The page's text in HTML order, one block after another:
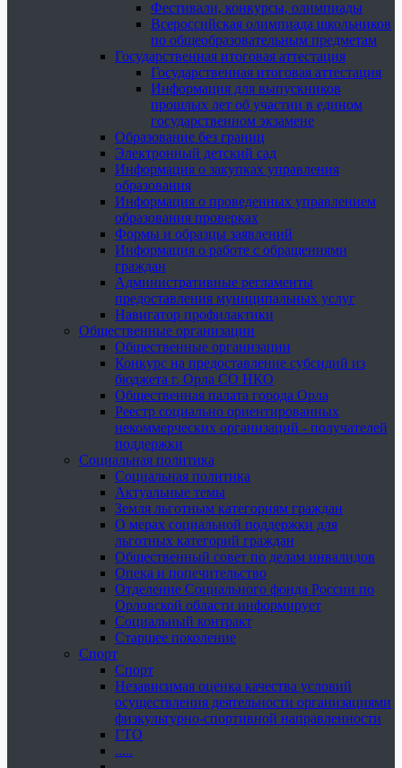
Фестивали, конкурсы, олимпиады
Всероссийская олимпиада школьников
по общеобразовательным предметам
Государственная итоговая аттестация
Государственная итоговая аттестация
Информация для выпускников
прошлых лет об участии в едином
государственном экзамене
Образование без границ
Электронный детский сад
Информация о закупках управления
образования
Информация о проведенных управлением
образования проверках
Формы и образцы заявлений
Информация о работе с обращениями
граждан
Административные регламенты
предоставления муниципальных услуг
Навигатор профилактики
Общественные организации
Общественные организации
Конкурс на предоставление субсидий из
бюджета г. Орла СО НКО
Общественная палата города Орла
Реестр социально ориентированных
некоммерческих организаций - получателей
поддержки
Социальная политика
Социальная политика
Актуальные темы
Земля льготным категориям граждан
О мерах социальной поддержки для
льготных категорий граждан
Общественный совет по делам инвалидов
Опека и попечительство
Отделение Социального фонда России по
Орловской области информирует
Социальный контракт
Старшее поколение
Спорт
Спорт
Независимая оценка качества условий
осуществления деятельности организациями
физкультурно-спортивной направленности
ГТО
.....